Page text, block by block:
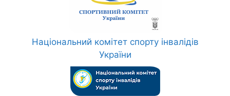
Національний комітет спорту інвалідів
України